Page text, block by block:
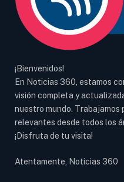
¡Bienvenidos!
En Noticias 360, estamos
visión completa y
nuestro mundo. Trabajamos
relevantes desde todos los
¡Disfruta de tu visita!
Atentamente, Noticias 360